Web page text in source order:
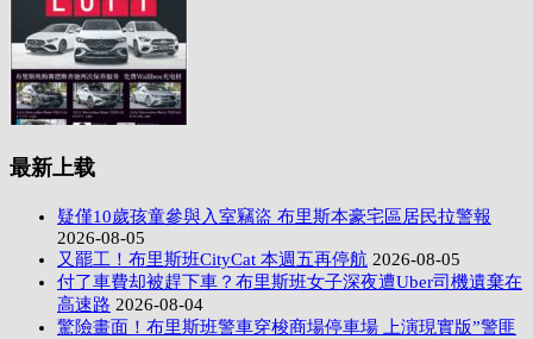
最新上载
疑僅10歲孩童參與入室竊盜 布里斯本豪宅區居民拉警報
2026-08-05
又罷工！布里斯班CityCat 本週五再停航 2026-08-05
付了車費却被趕下車？布里斯班女子深夜遭Uber司機遺棄在
高速路 2026-08-04
驚險畫面！布里斯班警車穿梭商場停車場 上演現實版”警匪